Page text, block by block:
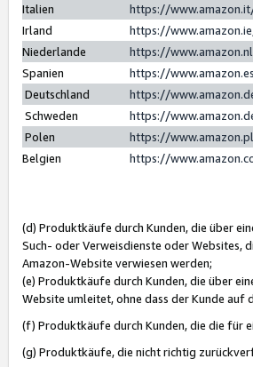
Italien
https://
Irland
https://
Niederlande
https://
Spanien
https://
Deutschland
https://
Schweden
https://
Polen
https://
Belgien
https://
(d) Produktkäufe durch Kunden, die über
Such- oder Verweisdienste oder Websites,
Amazon-Website verwiesen werden;
(e) Produktkäufe durch Kunden, die über
Website umleitet, ohne dass der Kunde auf
(f) Produktkäufe durch Kunden, die die für
(g) Produktkäufe, die nicht richtig